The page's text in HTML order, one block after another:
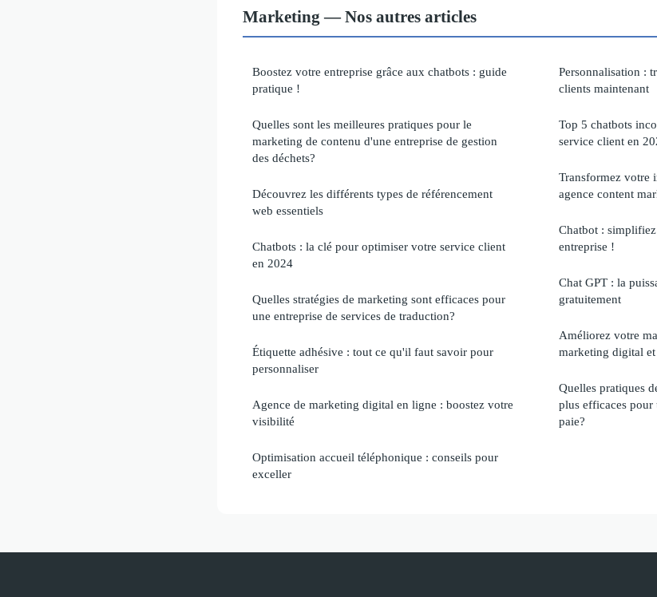
Marketing — Nos autres articles
Boostez votre entreprise grâce aux chatbots : guide
pratique !
Quelles sont les meilleures pratiques pour le
marketing de contenu d'une entreprise de gestion
des déchets?
Découvrez les différents types de référencement
web essentiels
Chatbots : la clé pour optimiser votre service client
en 2024
Quelles stratégies de marketing sont efficaces pour
une entreprise de services de traduction?
Étiquette adhésive : tout ce qu'il faut savoir pour
personnaliser
Agence de marketing digital en ligne : boostez votre
visibilité
Optimisation accueil téléphonique : conseils pour
exceller
Personnalisation :
clients maintenant
Top 5 chatbots
service client en
Transformez votre
agence content
Chatbot :
entreprise !
Chat GPT : la
gratuitement
Améliorez votre
marketing digital
Quelles pratiques
plus efficaces pour
paie?